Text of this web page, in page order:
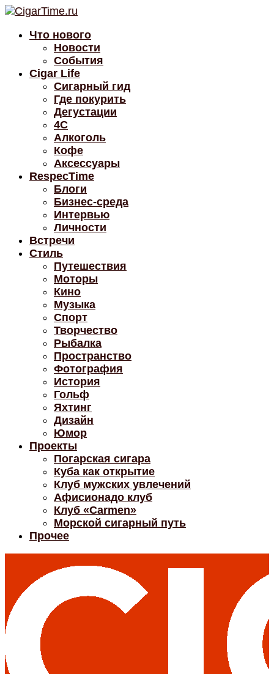
Что нового
Новости
События
Cigar Life
Сигарный гид
Где покурить
Дегустации
4C
Алкоголь
Кофе
Аксессуары
RespecTime
Блоги
Бизнес-среда
Интервью
Личности
Встречи
Стиль
Путешествия
Моторы
Кино
Музыка
Спорт
Творчество
Рыбалка
Пространство
Фотография
История
Гольф
Яхтинг
Дизайн
Юмор
Проекты
Погарская сигара
Куба как открытие
Клуб мужских увлечений
Афисионадо клуб
Клуб «Carmen»
Морской сигарный путь
Прочее